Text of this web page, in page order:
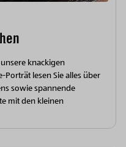
knackigen
Porträt lesen Sie alles über
sowie spannende
mit den kleinen